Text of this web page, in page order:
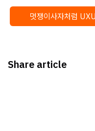
멋쟁이사자처럼
Share article